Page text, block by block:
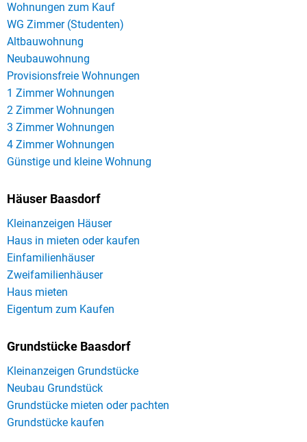
Wohnungen zum Kauf
WG Zimmer (Studenten)
Altbauwohnung
Neubauwohnung
Provisionsfreie Wohnungen
1 Zimmer Wohnungen
2 Zimmer Wohnungen
3 Zimmer Wohnungen
4 Zimmer Wohnungen
Günstige und kleine Wohnung
Häuser Baasdorf
Kleinanzeigen Häuser
Haus in mieten oder kaufen
Einfamilienhäuser
Zweifamilienhäuser
Haus mieten
Eigentum zum Kaufen
Grundstücke Baasdorf
Kleinanzeigen Grundstücke
Neubau Grundstück
Grundstücke mieten oder pachten
Grundstücke kaufen